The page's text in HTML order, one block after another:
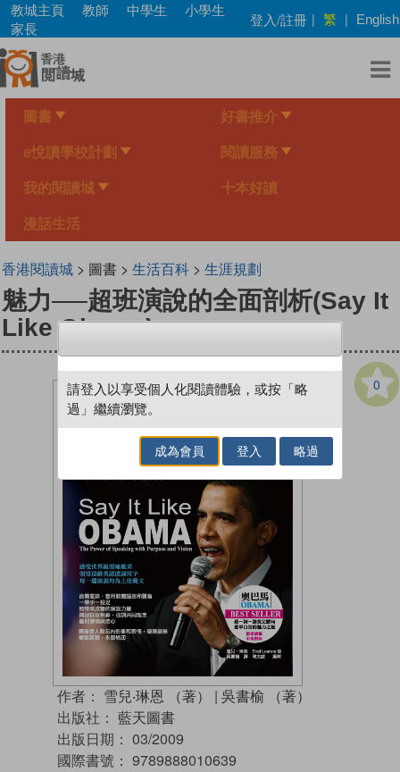
Skip
main
content
教城主頁 教師 中學生
小學生
家長
登入/註冊 | 繁 | English
圖書 好書推介
e悅讀學校計劃 閱讀服務
我的閱讀城 十本好讀
漫話生活
香港閱讀城> 圖書 > 生活百科> 生涯規劃
魅力──超班演說的全面剖析(Say It
Like Obama)
0
作者： 雪兒‧琳恩 （著） | 吳書榆 （著）
出版社： 藍天圖書
出版日期： 03/2009
國際書號： 9789888010639
請登入以享受個人化閱讀體驗，或按「略
過」繼續瀏覽。
成為會員 登入 略過